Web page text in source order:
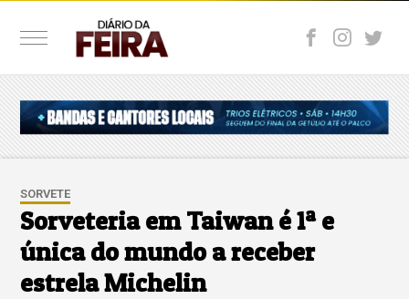
SORVETE
Sorveteria em Taiwan é 1ª e
única do mundo a receber
estrela Michelin